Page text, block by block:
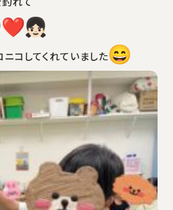
れて
ニコしてくれていました